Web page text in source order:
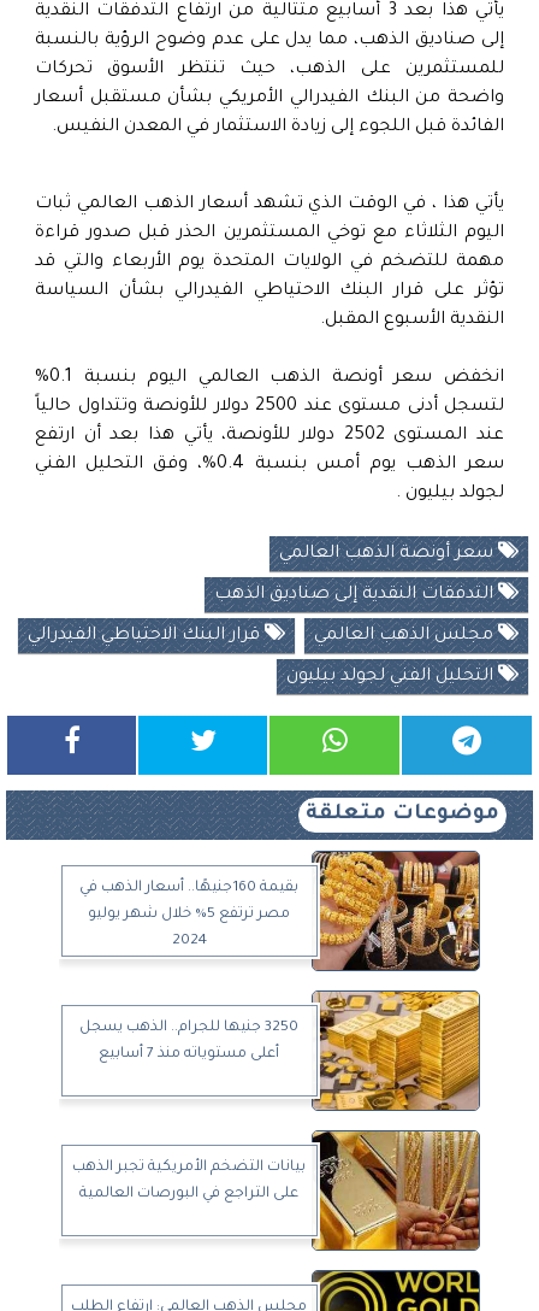
يأتي هذا بعد 3 أسابيع متتالية من ارتفاع التدفقات النقدية
إلى صناديق الذهب، مما يدل على عدم وضوح الرؤية بالنسبة
للمستثمرين على الذهب، حيث تنتظر الأسوق تحركات
واضحة من البنك الفيدرالي الأمريكي بشأن مستقبل أسعار
الفائدة قبل اللجوء إلى زيادة الاستثمار في المعدن النفيس.
يأتي هذا ، في الوقت الذي تشهد أسعار الذهب العالمي ثبات
اليوم الثلاثاء مع توخي المستثمرين الحذر قبل صدور قراءة
مهمة للتضخم في الولايات المتحدة يوم الأربعاء والتي قد
تؤثر على قرار البنك الاحتياطي الفيدرالي بشأن السياسة
النقدية الأسبوع المقبل.
انخفض سعر أونصة الذهب العالمي اليوم بنسبة 0.1%
لتسجل أدنى مستوى عند 2500 دولار للأونصة وتتداول حالياً
عند المستوى 2502 دولار للأونصة، يأتي هذا بعد أن ارتفع
سعر الذهب يوم أمس بنسبة 0.4%، وفق التحليل الفني
لجولد بيليون .
سعر أونصة الذهب العالمي
التدفقات النقدية إلى صناديق الذهب
مجلس الذهب العالمي قرار البنك الاحتياطي الفيدرالي
التحليل الفني لجولد بيليون
موضوعات متعلقة
بقيمة 160جنيهًا.. أسعار الذهب في
مصر ترتفع 5% خلال شهر يوليو
2024
3250 جنيها للجرام.. الذهب يسجل
أعلى مستوياته منذ 7 أسابيع
بيانات التضخم الأمريكية تجبر الذهب
على التراجع في البورصات العالمية
مجلس الذهب العالمي: ارتفاع الطلب